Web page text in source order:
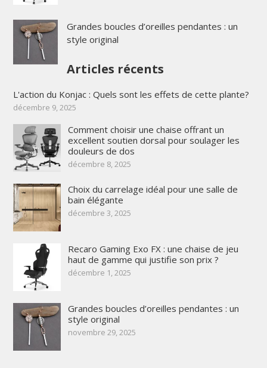
Grandes boucles d’oreilles pendantes : un
style original
Articles récents
L'action du Konjac : Quels sont les effets de cette plante?
décembre 9, 2025
Comment choisir une chaise offrant un
excellent soutien dorsal pour soulager les
douleurs de dos
décembre 8, 2025
Choix du carrelage idéal pour une salle de
bain élégante
décembre 3, 2025
Recaro Gaming Exo FX : une chaise de jeu
haut de gamme qui justifie son prix ?
décembre 1, 2025
Grandes boucles d’oreilles pendantes : un
style original
novembre 29, 2025